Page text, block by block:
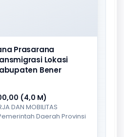
Prasarana
Lokasi
Bener
(4,0 M)
DAN MOBILITAS
Pemerintah Daerah Provinsi